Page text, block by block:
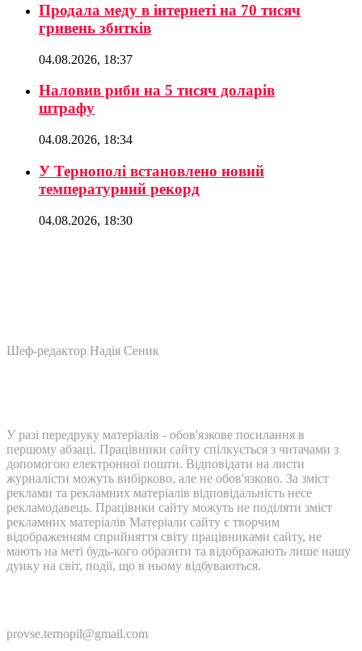
Продала меду в інтернеті на 70 тисяч
гривень збитків
04.08.2026, 18:37
Наловив риби на 5 тисяч доларів
штрафу
04.08.2026, 18:34
У Тернополі встановлено новий
температурний рекорд
04.08.2026, 18:30
Шеф-редактор Надія Сеник
У разі передруку матеріалів - обов'язкове посилання в
першому абзаці. Працівники сайту спілкується з читачами з
допомогою електронної пошти. Відповідати на листи
журналісти можуть вибірково, але не обов'язково. За зміст
реклами та рекламних матеріалів відповідальність несе
рекламодавець. Працівнки сайту можуть не поділяти зміст
рекламних матеріалів Матеріали сайту є творчим
відображенням сприйняття світу працівниками сайту, не
мають на меті будь-кого образити та відображають лише нашу
дуику на світ, події, що в ньому відбуваються.
provse.ternopil@gmail.com